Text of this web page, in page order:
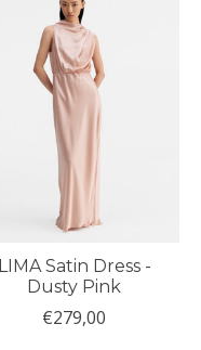
LIMA Satin Dress -
Dusty Pink
€279,00